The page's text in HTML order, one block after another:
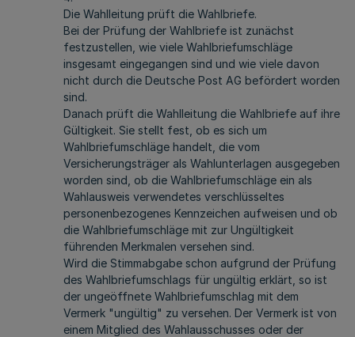
Die Wahlleitung prüft die Wahlbriefe.
Bei der Prüfung der Wahlbriefe ist zunächst
festzustellen, wie viele Wahlbriefumschläge
insgesamt eingegangen sind und wie viele davon
nicht durch die Deutsche Post AG befördert worden
sind.
Danach prüft die Wahlleitung die Wahlbriefe auf ihre
Gültigkeit. Sie stellt fest, ob es sich um
Wahlbriefumschläge handelt, die vom
Versicherungsträger als Wahlunterlagen ausgegeben
worden sind, ob die Wahlbriefumschläge ein als
Wahlausweis verwendetes verschlüsseltes
personenbezogenes Kennzeichen aufweisen und ob
die Wahlbriefumschläge mit zur Ungültigkeit
führenden Merkmalen versehen sind.
Wird die Stimmabgabe schon aufgrund der Prüfung
des Wahlbriefumschlags für ungültig erklärt, so ist
der ungeöffnete Wahlbriefumschlag mit dem
Vermerk "ungültig" zu versehen. Der Vermerk ist von
einem Mitglied des Wahlausschusses oder der